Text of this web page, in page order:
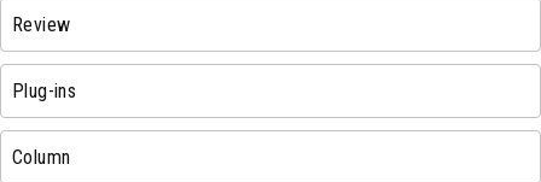
Review
Plug-ins
Column